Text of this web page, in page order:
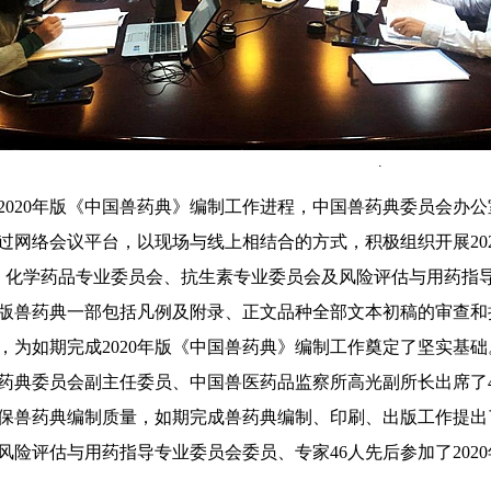
.
年版《中国兽药典》编制工作进程，中国兽药典委员会办
网络会议平台，以现场与线上相结合的方式，积极组织开展
化学药品专业委员会、抗生素专业委员会及风险评估与用药指
兽药典一部包括凡例及附录、正文品种全部文本初稿的审查
为如期完成2020年版《中国兽药典》编制工作奠定了坚实基础
委员会副主任委员、中国兽医药品监察所高光副所长出席了
兽药典编制质量，如期完成兽药典编制、印刷、出版工作提
险评估与用药指导专业委员会委员、专家46人先后参加了2020